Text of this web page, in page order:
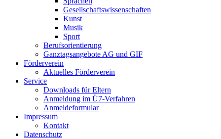
Gesellschaftswissenschaften
Kunst
Musik
Sport
Berufsorientierung
Ganztagsangebote AG und GIF
Förderverein
Aktuelles Förderverein
Service
Downloads für Eltern
Anmeldung im Ü7-Verfahren
Anmeldeformular
Impressum
Kontakt
Datenschutz